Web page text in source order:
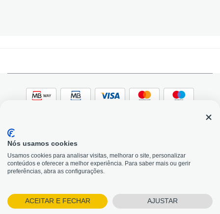
© 2026, Bildit. Todos os direitos reservados | Powered
by Toogas, with
Magento
Precisa de Ajuda?
Nós usamos cookies
Usamos cookies para analisar visitas, melhorar o site, personalizar
conteúdos e oferecer a melhor experiência. Para saber mais ou gerir
preferências, abra as configurações.
ACEITAR E FECHAR AJUSTAR